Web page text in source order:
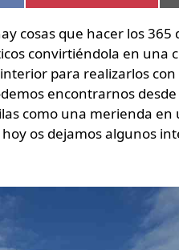
cosas que hacer los
convirtiéndola en una
para realizarlos con
encontrarnos
como una merienda en
os dejamos algunos